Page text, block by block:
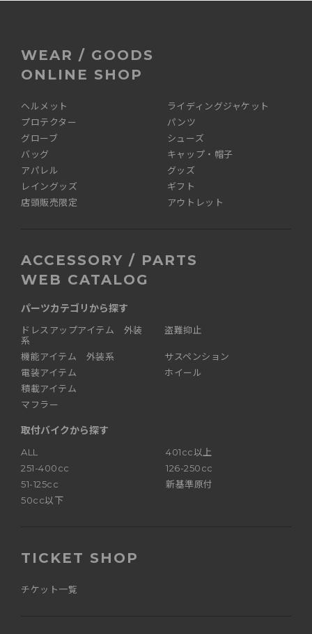
WEAR / GOODS
ONLINE SHOP
ヘルメット
ライディングジャケット
プロテクター
パンツ
グローブ
シューズ
バッグ
キャップ・帽子
アパレル
グッズ
レイングッズ
ギフト
店頭販売限定
アウトレット
ACCESSORY / PARTS
WEB CATALOG
パーツカテゴリから探す
ドレスアップアイテム 外装
系
機能アイテム 外装系
電装アイテム
積載アイテム
マフラー
盗難抑止
サスペンション
ホイール
取付バイクから探す
ALL
401cc以上
251-400cc
126-250cc
51-125cc
新基準原付
50cc以下
TICKET SHOP
チケット一覧